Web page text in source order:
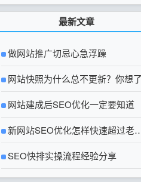
链网【官方网站】
最新文章
做网站推广切忌心急浮躁
网站快照为什么总不更新？你想
的网站快照问题都在这里
网站建成后SEO优化一定要知道
新网站SEO优化怎样快速超过老
站？
SEO快排实操流程经验分享